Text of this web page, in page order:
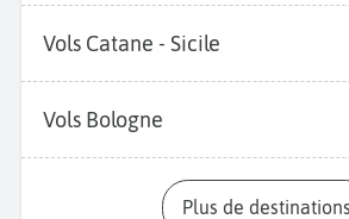
Vols Catane - Sicile
Vols Bologne
Plus de destinations